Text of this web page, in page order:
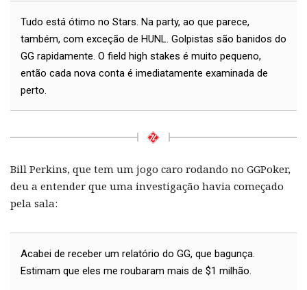
Tudo está ótimo no Stars. Na party, ao que parece,
também, com exceção de HUNL. Golpistas são banidos do
GG rapidamente. O field high stakes é muito pequeno,
então cada nova conta é imediatamente examinada de
perto.
Bill Perkins, que tem um jogo caro rodando no GGPoker,
deu a entender que uma investigação havia começado
pela sala:
Acabei de receber um relatório do GG, que bagunça.
Estimam que eles me roubaram mais de $1 milhão.